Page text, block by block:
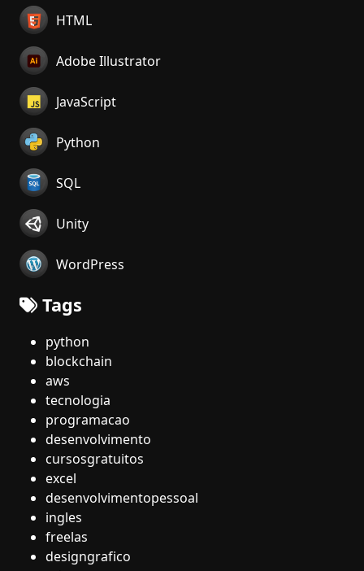
HTML
Adobe Illustrator
JavaScript
Python
SQL
Unity
WordPress
Tags
python
blockchain
aws
tecnologia
programacao
desenvolvimento
cursosgratuitos
excel
desenvolvimentopessoal
ingles
freelas
designgrafico